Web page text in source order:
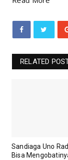
RELATED
Sandiaga Uno
Bisa